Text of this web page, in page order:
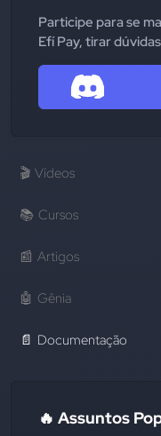
Participe para se
Efí Pay, tirar
🎬 Vídeos
📚 Cursos
📰 Artigos
🤖 Gênia
📄 Documentação
🔥 Assuntos